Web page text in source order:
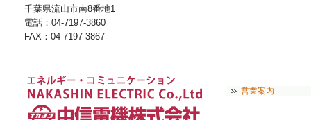
千葉県流山市南8番地1
電話：04-7197-3860
FAX：04-7197-3867
営業案内